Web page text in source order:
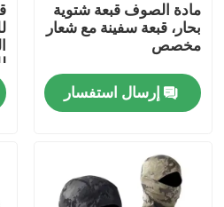
المنزل
فيديوهات
مادة الصوف قبعة شتوية
بحار، قبعة سفينة مع شعار
مخصص
إرسال استفسار